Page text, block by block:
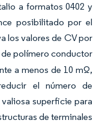
a formatos 0402 y
posibilitado por el
los valores de CV por
polímero conductor
a menos de 10 mΩ,
el número de
superficie para
de terminales